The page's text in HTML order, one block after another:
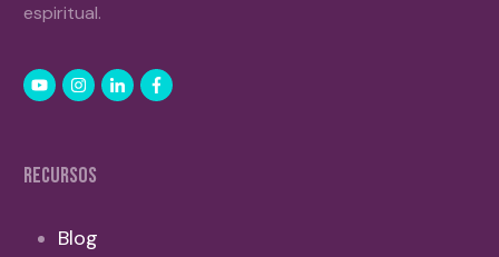
espiritual.
RECURSOS
Blog